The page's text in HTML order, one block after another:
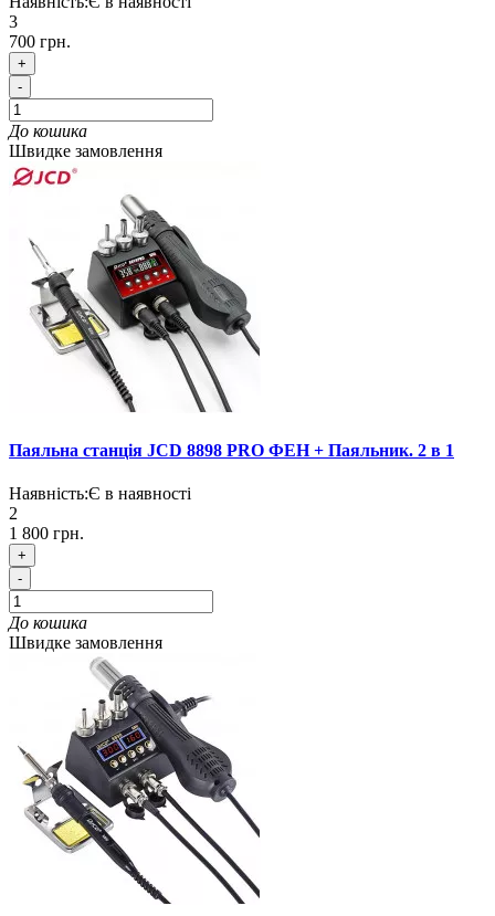
3
700 грн.
+
-
До кошика
Швидке замовлення
Паяльна станція JCD 8898 PRO ФЕН + Паяльник. 2 в 1
Наявність:Є в наявності
2
1 800 грн.
+
-
До кошика
Швидке замовлення